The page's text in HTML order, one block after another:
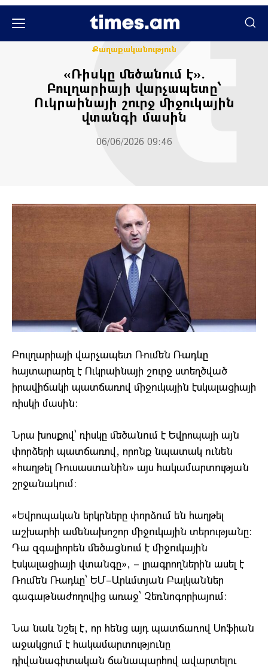
Քաղաքականություն
«Ռիսկը մեծանում է».
Բուլղարիայի վարչապետը՝
Ուկրաինայի շուրջ միջուկային
վտանգի մասին
06/06/2026 09:46
Բուլղարիայի վարչապետ Ռումեն Ռադևը
հայտարարել է Ուկրաինայի շուրջ ստեղծված
իրավիճակի պատճառով միջուկային էսկալացիայի
ռիսկի մասին:
Նրա խոսքով՝ ռիսկը մեծանում է Եվրոպայի այն
փորձերի պատճառով, որոնք նպատակ ունեն
«հաղթել Ռուսաստանին» այս հակամարտության
շրջանակում։
«Եվրոպական երկրները փորձում են հաղթել
աշխարհի ամենախոշոր միջուկային տերությանը։
Դա զգալիորեն մեծացնում է միջուկային
էսկալացիայի վտանգը», – լրագրողներին ասել է
Ռումեն Ռադևը՝ ԵՄ–Արևմտյան Բալկաններ
գագաթնաժողովից առաջ՝ Չեռնոգորիայում։
Նա նաև նշել է, որ հենց այդ պատճառով Սոֆիան
աջակցում է հակամարտությունը
դիվանագիտական ճանապարհով ավարտելու